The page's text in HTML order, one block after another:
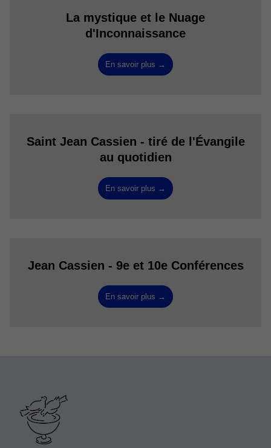
La mystique et le Nuage
d'Inconnaissance
En savoir plus →
Saint Jean Cassien - tiré de l'Évangile
au quotidien
En savoir plus →
Jean Cassien - 9e et 10e Conférences
En savoir plus →